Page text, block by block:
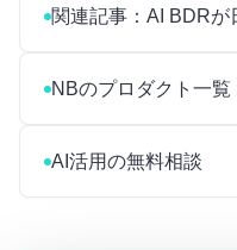
関連記事：AI BDRが
NBのプロダクト一覧
AI活用の無料相談